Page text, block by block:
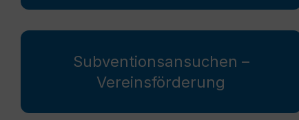
Subventionsansuchen –
Vereinsförderung